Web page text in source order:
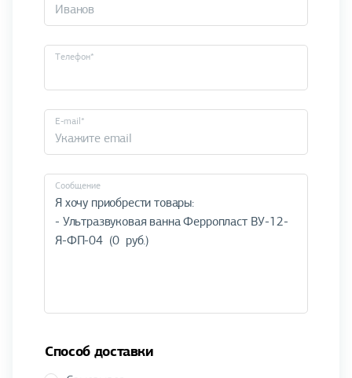
Телефон*
E-mail*
Cообщение
Способ доставки